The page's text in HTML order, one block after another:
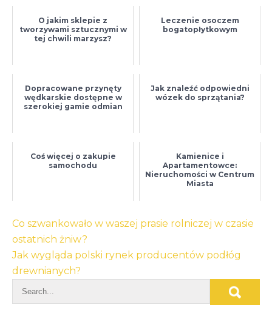
O jakim sklepie z
tworzywami sztucznymi w
tej chwili marzysz?
Leczenie osoczem
bogatopłytkowym
Dopracowane przynęty
wędkarskie dostępne w
szerokiej gamie odmian
Jak znaleźć odpowiedni
wózek do sprzątania?
Coś więcej o zakupie
samochodu
Kamienice i
Apartamentowce:
Nieruchomości w Centrum
Miasta
Nawigacja
wpisu
Co szwankowało w waszej prasie rolniczej w czasie
ostatnich żniw?
Jak wygląda polski rynek producentów podłóg
drewnianych?